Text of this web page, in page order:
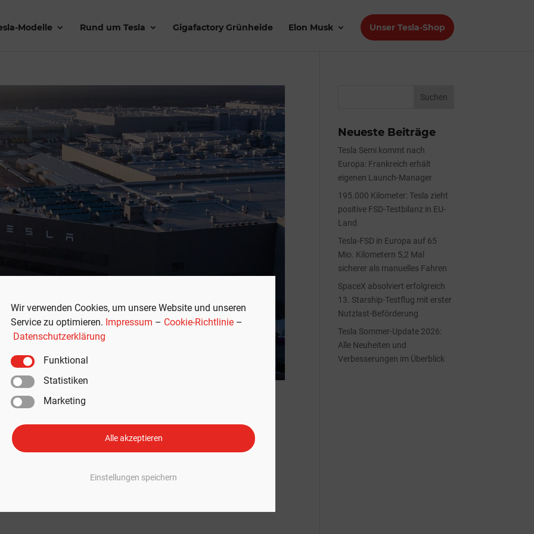
Wir verwenden Cookies, um unsere Website und unseren
Service zu optimieren. Impressum – Cookie-Richtlinie –
Datenschutzerklärung
Funktional
Statistiken
Marketing
Alle akzeptieren
Einstellungen speichern
Modelle Rund um Tesla Gigafactory Grünheide Elon Musk Unser Tesla-Shop
in Gigafactory
vor wichtigen Terminen im Werk. Tesla-Lohnerhöhung vor
Neueste Beiträge
Tesla Semi kommt nach
Europa: Frankreich erhält
eigenen Launch-Manager
195.000 Kilometer: Tesla zieht
positive FSD-Testbilanz in EU-
Land
Tesla-FSD in Europa auf 65
Mio. Kilometern 5,2 Mal
sicherer als manuelles Fahren
SpaceX absolviert erfolgreich
13. Starship-Testflug mit erster
Nutzlast-Beförderung
Tesla Sommer-Update 2026:
Alle Neuheiten und
Verbesserungen im Überblick